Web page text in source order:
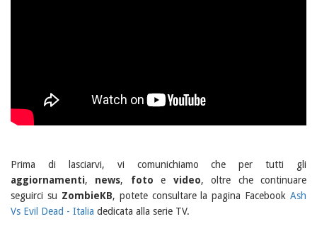
Prima di lasciarvi, vi comunichiamo che per tutti gli
aggiornamenti, news, foto e video, oltre che continuare
seguirci su ZombieKB, potete consultare la pagina Facebook Ash
Vs Evil Dead - Italia dedicata alla serie TV.